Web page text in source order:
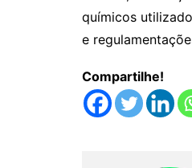
químicos
e
Compartilhe!